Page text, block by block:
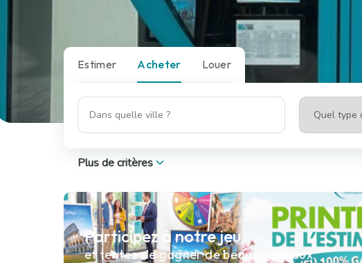
Estimer Acheter Louer
Plus de critères
Participez à notre jeu
et tentez de gagner de beaux cadeaux.